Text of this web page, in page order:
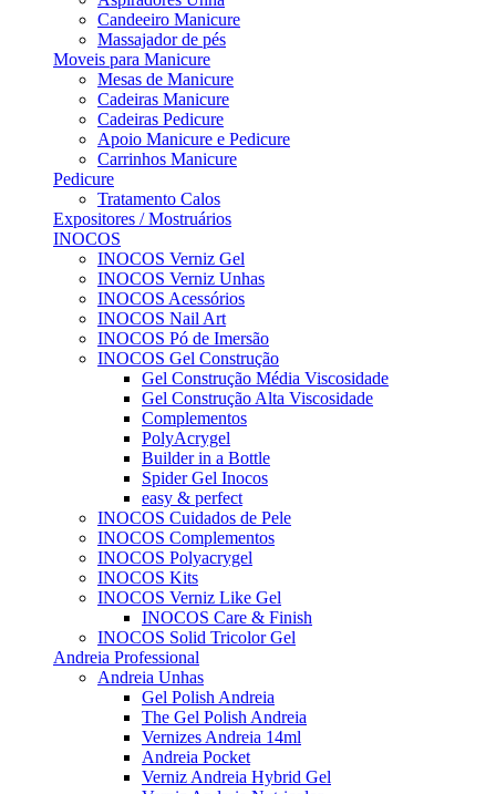
Candeeiro Manicure
Massajador de pés
Moveis para Manicure
Mesas de Manicure
Cadeiras Manicure
Cadeiras Pedicure
Apoio Manicure e Pedicure
Carrinhos Manicure
Pedicure
Tratamento Calos
Expositores / Mostruários
INOCOS
INOCOS Verniz Gel
INOCOS Verniz Unhas
INOCOS Acessórios
INOCOS Nail Art
INOCOS Pó de Imersão
INOCOS Gel Construção
Gel Construção Média Viscosidade
Gel Construção Alta Viscosidade
Complementos
PolyAcrygel
Builder in a Bottle
Spider Gel Inocos
easy & perfect
INOCOS Cuidados de Pele
INOCOS Complementos
INOCOS Polyacrygel
INOCOS Kits
INOCOS Verniz Like Gel
INOCOS Care & Finish
INOCOS Solid Tricolor Gel
Andreia Professional
Andreia Unhas
Gel Polish Andreia
The Gel Polish Andreia
Vernizes Andreia 14ml
Andreia Pocket
Verniz Andreia Hybrid Gel